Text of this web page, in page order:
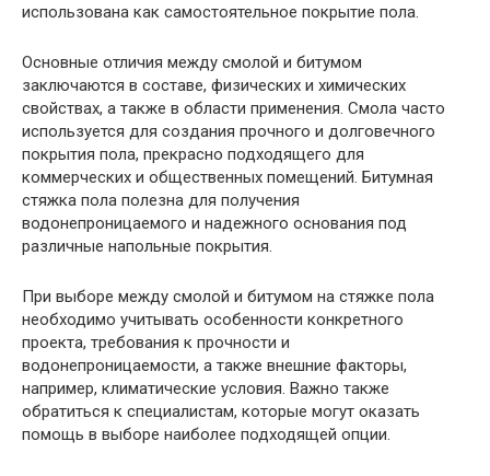
использована как самостоятельное покрытие пола.
Основные отличия между смолой и битумом
заключаются в составе, физических и химических
свойствах, а также в области применения. Смола часто
используется для создания прочного и долговечного
покрытия пола, прекрасно подходящего для
коммерческих и общественных помещений. Битумная
стяжка пола полезна для получения
водонепроницаемого и надежного основания под
различные напольные покрытия.
При выборе между смолой и битумом на стяжке пола
необходимо учитывать особенности конкретного
проекта, требования к прочности и
водонепроницаемости, а также внешние факторы,
например, климатические условия. Важно также
обратиться к специалистам, которые могут оказать
помощь в выборе наиболее подходящей опции.